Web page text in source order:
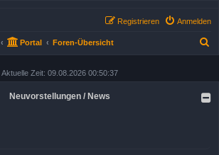
Anmelden
Registrieren
Portal Foren-Übersicht
Aktuelle Zeit: 09.08.2026 00:50:37
Neuvorstellungen / News